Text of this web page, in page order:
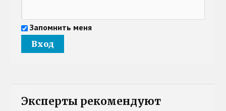
Запомнить меня
Эксперты рекомендуют